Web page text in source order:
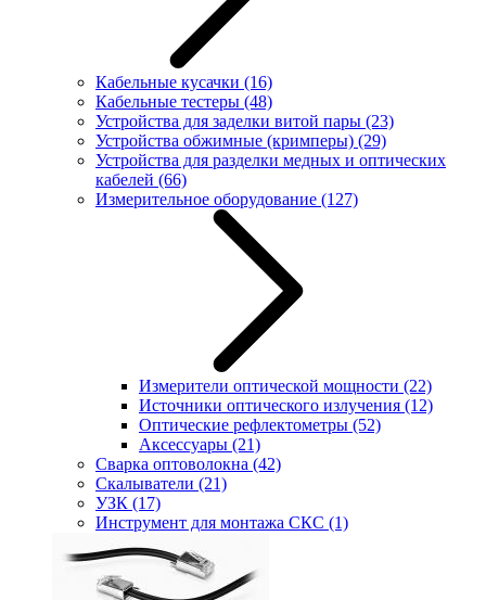
Кабельные кусачки (16)
Кабельные тестеры (48)
Устройства для заделки витой пары (23)
Устройства обжимные (кримперы) (29)
Устройства для разделки медных и оптических
кабелей (66)
Измерительное оборудование (127)
Измерители оптической мощности (22)
Источники оптического излучения (12)
Оптические рефлектометры (52)
Аксессуары (21)
Сварка оптоволокна (42)
Скалыватели (21)
УЗК (17)
Инструмент для монтажа СКС (1)